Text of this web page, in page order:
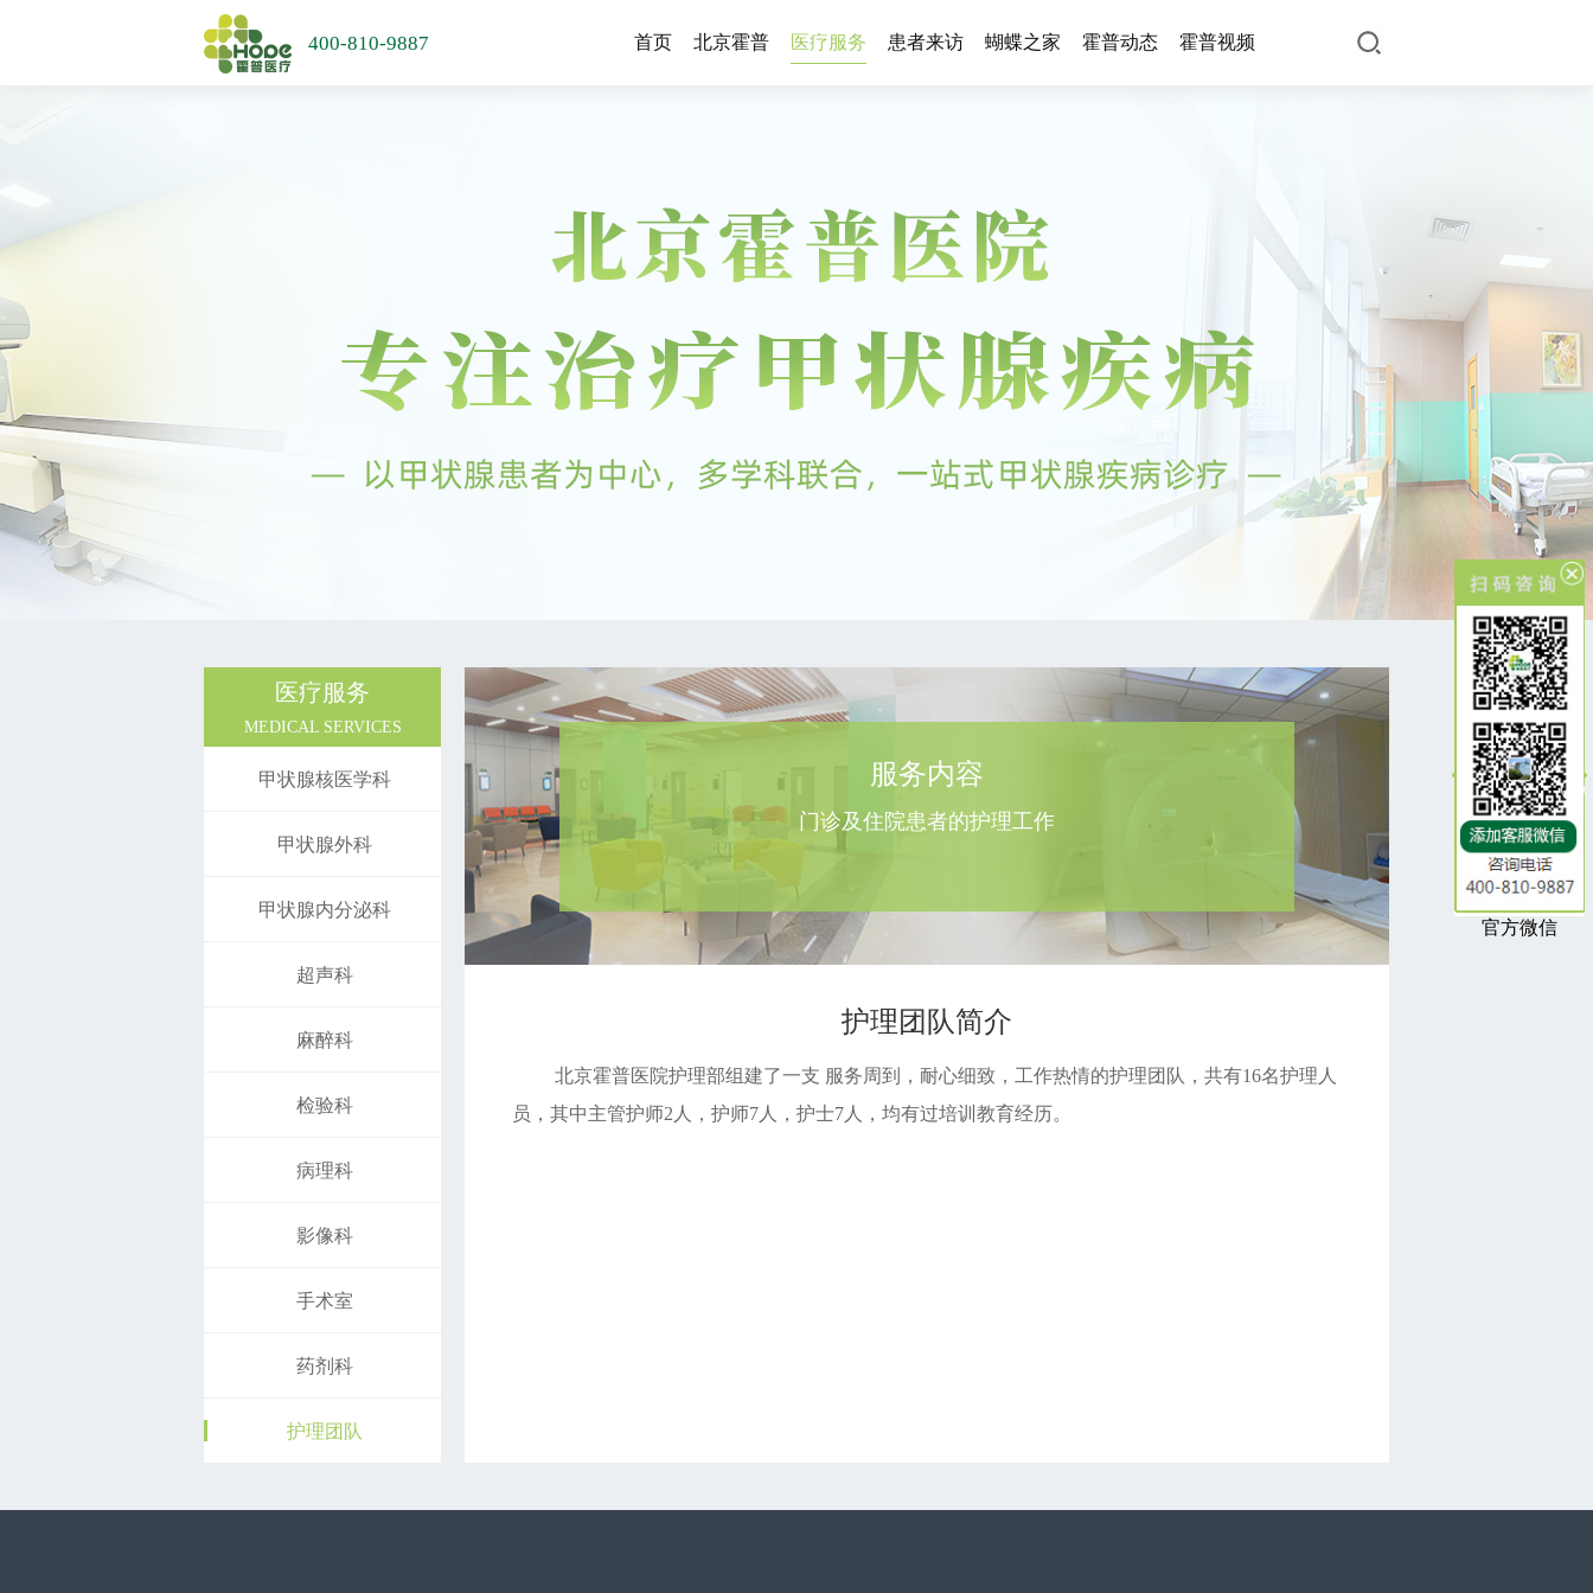
400-810-9887 首页 北京霍普 医疗服务 患者来访 蝴蝶之家 霍普动态 霍普视频
医疗服务
MEDICAL SERVICES
甲状腺核医学科
甲状腺外科
甲状腺内分泌科
超声科
麻醉科
检验科
病理科
影像科
手术室
药剂科
护理团队
服务内容
门诊及住院患者的护理工作
护理团队简介
北京霍普医院护理部组建了一支 服务周到，耐心细致，工作热情的护理团队，共有16名护理人
员，其中主管护师2 人，护师7 人，护士7 人，均有过培训教育经历。
官方微信
×